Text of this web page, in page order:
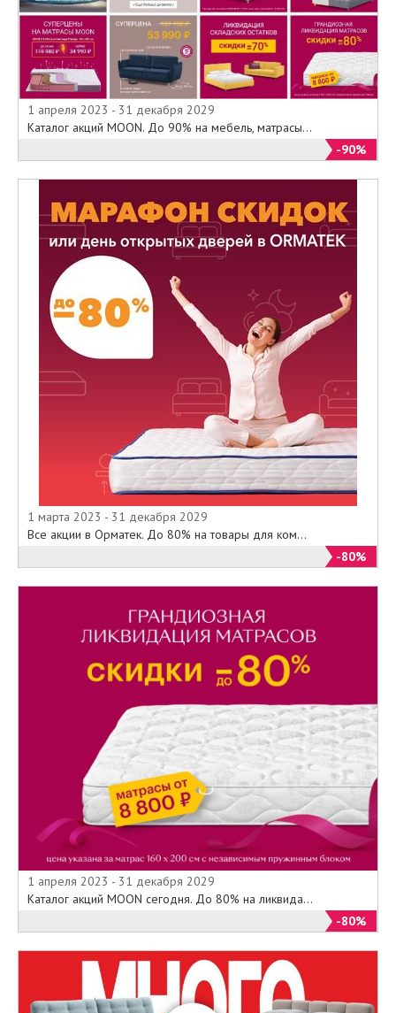
1 апреля 2023 - 31 декабря 2029
Каталог акций MOON. До 90% на мебель, матрасы...
-90%
1 марта 2023 - 31 декабря 2029
Все акции в Орматек. До 80% на товары для ком...
-80%
1 апреля 2023 - 31 декабря 2029
Каталог акций MOON сегодня. До 80% на ликвида...
-80%